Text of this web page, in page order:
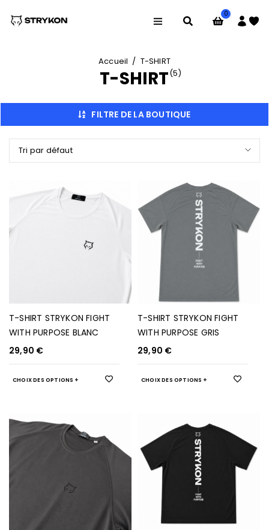
0
Accueil / T-SHIRT
T-SHIRT(5)
FILTRE DE LA BOUTIQUE
Tri par défaut
T-SHIRT STRYKON FIGHT
WITH PURPOSE BLANC
29,90 €
CHOIX DES OPTIONS
T-SHIRT STRYKON FIGHT
WITH PURPOSE GRIS
29,90 €
CHOIX DES OPTIONS